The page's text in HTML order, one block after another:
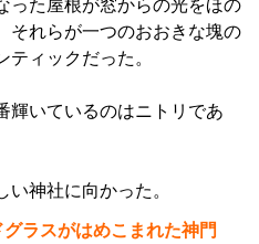
った屋根が窓からの光をほの
それらが一つのおおきな塊の
ティックだった。
輝いているのはニトリであ
神社に向かった。
ラスがはめこまれた神門